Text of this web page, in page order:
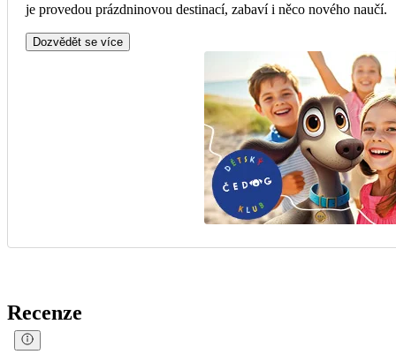
je provedou prázdninovou destinací, zabaví i něco nového naučí.
Dozvědět se více
Recenze